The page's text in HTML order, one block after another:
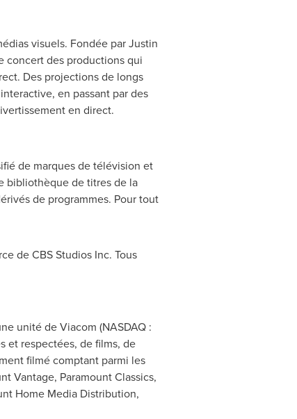
visuels. Fondée parJustin
concert des productions qui
Des projections de longs
en passant par des
en direct.
de marques de télévision et
bibliothèque de titres de la
de programmes. Pour tout
de CBS Studios Inc. Tous
unité de Viacom (NASDAQ :
et respectées, de films, de
filmé comptant parmi les
Vantage, Paramount Classics,
Home Media Distribution,